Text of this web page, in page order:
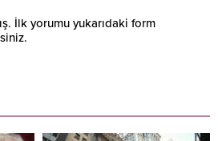
İlk yorumu yukarıdaki form